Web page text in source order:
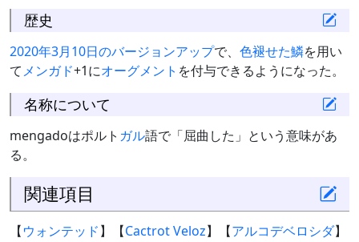
歴史
2020年3月10日のバージョンアップで、 色褪せた鱗を用い
てメンガド+1にオーグメント を付与できるようになった。
名称について
mengadoはポルト ガル語で「屈曲した」という意味があ
る。
関連項目
【ウォンテッド】【Cactrot Veloz】【アルコデベロシダ】